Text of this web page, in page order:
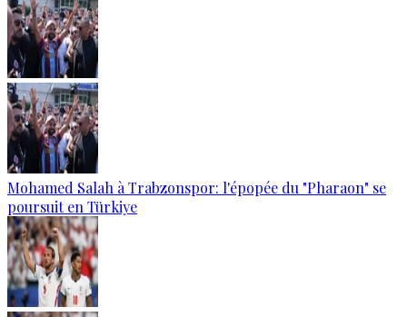
Mohamed Salah à Trabzonspor: l'épopée du "Pharaon" se
poursuit en Türkiye